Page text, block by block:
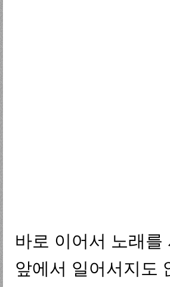
바로 이어서 노래를
앞에서 일어서지도